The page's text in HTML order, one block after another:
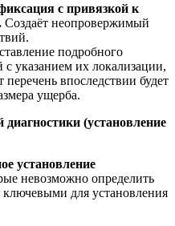
с привязкой к
Создаёт неопровержимый
подробного
указанием их локализации,
перечень впоследствии будет
ущерба.
(установление
установление
невозможно определить
ключевыми для установления